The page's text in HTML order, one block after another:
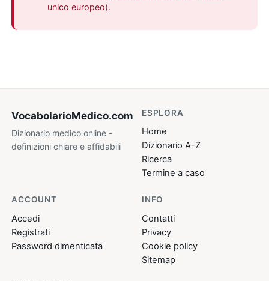
unico europeo).
VocabolarioMedico.com
Dizionario medico online -
definizioni chiare e affidabili
ESPLORA
Home
Dizionario A-Z
Ricerca
Termine a caso
ACCOUNT
Accedi
Registrati
Password dimenticata
INFO
Contatti
Privacy
Cookie policy
Sitemap